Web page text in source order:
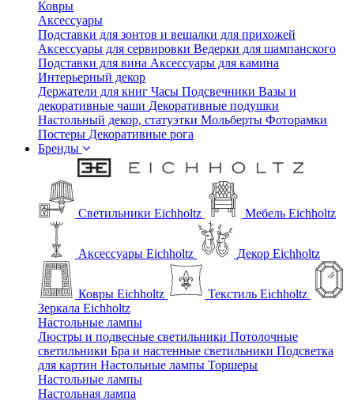
Ковры
Аксессуары
Подставки для зонтов и вешалки для прихожей
Аксессуары для сервировки Ведерки для шампанского
Подставки для вина Аксессуары для камина
Интерьерный декор
Держатели для книг Часы Подсвечники Вазы и
декоративные чаши Декоративные подушки
Настольный декор, статуэтки Мольберты Фоторамки
Постеры Декоративные рога
Бренды
Светильники Eichholtz Мебель Eichholtz
Аксессуары Eichholtz Декор Eichholtz
Ковры Eichholtz
Текстиль Eichholtz
Зеркала Eichholtz
Настольные лампы
Люстры и подвесные светильники Потолочные
светильники Бра и настенные светильники Подсветка
для картин Настольные лампы Торшеры
Настольные лампы
Настольная лампа